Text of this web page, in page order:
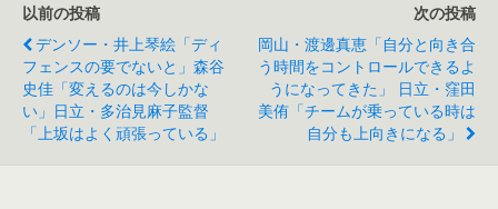
以前の投稿
デンソー・井上琴絵「ディ
フェンスの要でないと」森谷
史佳「変えるのは今しかな
い」日立・多治見麻子監督
「上坂はよく頑張っている」
次の投稿
岡山・渡邊真恵「自分と向き合
う時間をコントロールできるよ
うになってきた」 日立・窪田
美侑「チームが乗っている時は
自分も上向きになる」